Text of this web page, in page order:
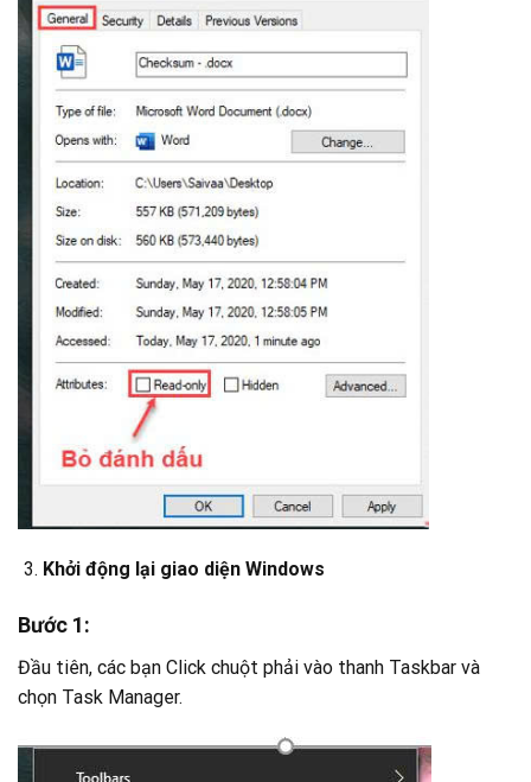
Khởi động lại giao diện Windows
Bước 1:
Đầu tiên, các bạn Click chuột phải vào thanh Taskbar và
chọn Task Manager.